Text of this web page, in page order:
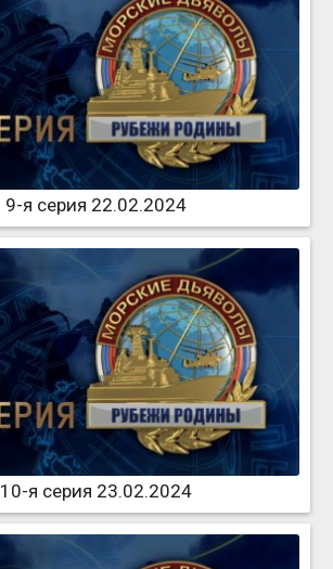
9-я серия 22.02.2024
10-я серия 23.02.2024